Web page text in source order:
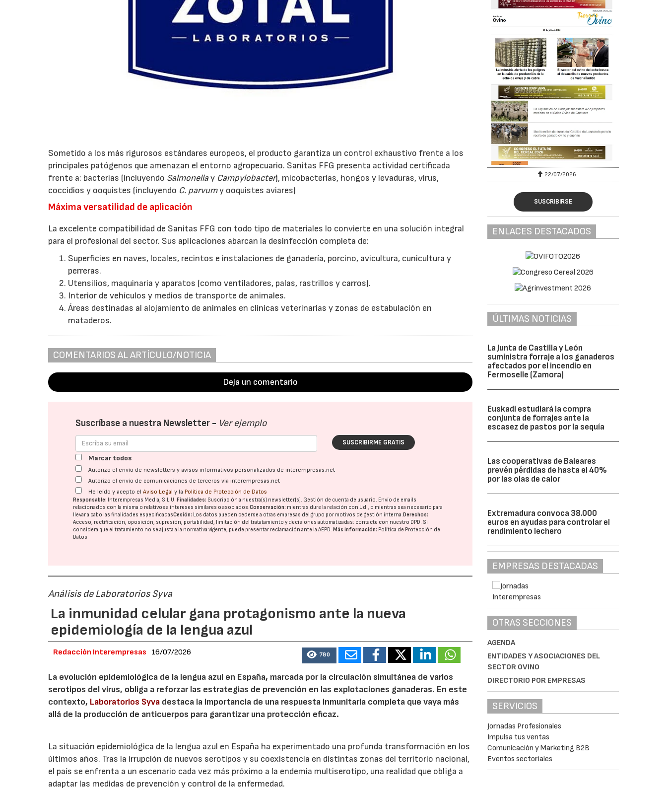
Sometido a los más rigurosos estándares europeos, el producto garantiza un control exhaustivo frente a los
principales patógenos que amenazan el entorno agropecuario. Sanitas FFG presenta actividad certificada
frente a: bacterias (incluyendo Salmonellay Campylobacter), micobacterias, hongos y levaduras, virus,
coccidios y ooquistes (incluyendo C. parvumy ooquistes aviares)
Máxima versatilidad de aplicación
La excelente compatibilidad de Sanitas FFG con todo tipo de materiales lo convierte en una solución integral
para el profesional del sector. Sus aplicaciones abarcan la desinfección completa de:
Superficies en naves, locales, recintos e instalaciones de ganadería, porcino, avicultura, cunicultura y
perreras.
Utensilios, maquinaria y aparatos (como ventiladores, palas, rastrillos y carros).
Interior de vehículos y medios de transporte de animales.
Áreas destinadas al alojamiento de animales en clínicas veterinarias y zonas de estabulación en
mataderos.
COMENTARIOS AL ARTÍCULO/NOTICIA
Deja un comentario
Suscríbase a nuestra Newsletter - Ver ejemplo
SUSCRIBIRME GRATIS
Marcar todos
Autorizo el envío de newsletters y avisos informativos personalizados de interempresas.net
Autorizo el envío de comunicaciones de terceros vía interempresas.net
He leído y acepto elAviso Legal y la Política de Protección de Datos
Responsable: Interempresas Media, S.L.U.Finalidades: Suscripción a nuestra(s) newsletter(s). Gestión de cuenta de usuario. Envío de emails
relacionados con la misma o relativos a intereses similares o asociados.Conservación: mientras dure la relación con Ud., o mientras sea necesario para
llevar a cabo las finalidades especificadasCesión: Los datos pueden cederse a otras empresas del grupo por motivos de gestión interna.Derechos:
Acceso, rectificación, oposición, supresión, portabilidad, limitación del tratatamiento y decisiones automatizadas: contacte con nuestro DPD. Si
considera que el tratamiento no se ajusta a la normativa vigente, puede presentar reclamación ante laAEPD.Más información: Política de Protección de
Datos
Análisis de Laboratorios Syva
La inmunidad celular gana protagonismo ante la nueva
epidemiología de la lengua azul
Redacción Interempresas 16/07/2026 780
La evolución epidemiológica de la lengua azul en España, marcada por la circulación simultánea de varios
serotipos del virus, obliga a reforzar las estrategias de prevención en las explotaciones ganaderas. En este
contexto, Laboratorios Syva destaca la importancia de una respuesta inmunitaria completa que vaya más
allá de la producción de anticuerpos para garantizar una protección eficaz.
La situación epidemiológica de la lengua azul en España ha experimentado una profunda transformación en los
últimos años. Tras la irrupción de nuevos serotipos y su coexistencia en distintas zonas del territorio nacional,
el país se enfrenta a un escenario cada vez más próximo a la endemia multiserotipo, una realidad que obliga a
adaptar las medidas de prevención y control de la enfermedad.
22/07/2026 29/07/2026 22/07/2026
SUSCRIBIRSE
ENLACES DESTACADOS
ÚLTIMAS NOTICIAS
La Junta de Castilla y León
suministra forraje a los ganaderos
afectados por el incendio en
Fermoselle (Zamora)
Euskadi estudiará la compra
conjunta de forrajes ante la
escasez de pastos por la sequía
Las cooperativas de Baleares
prevén pérdidas de hasta el 40%
por las olas de calor
Extremadura convoca 38.000
euros en ayudas para controlar el
rendimiento lechero
EMPRESAS DESTACADAS
OTRAS SECCIONES
AGENDA
ENTIDADES Y ASOCIACIONES DEL
SECTOR OVINO
DIRECTORIO POR EMPRESAS
SERVICIOS
Jornadas Profesionales
Impulsa tus ventas
Comunicación y Marketing B2B
Eventos sectoriales